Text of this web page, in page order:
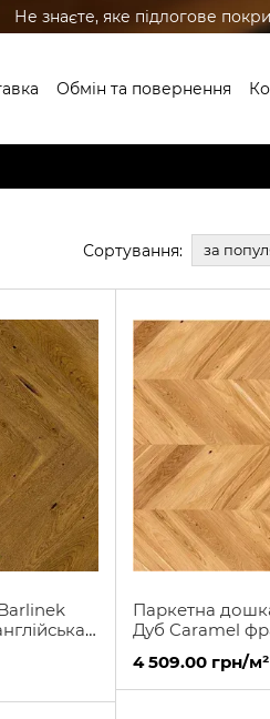
Не знаєте, яке підлогове
Обмін та повернення
Сортування: за
Паркетна
Дуб Caramel
4 509.00 грн/м²